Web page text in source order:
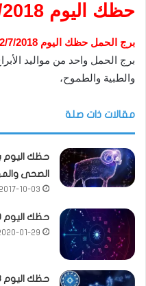
حظك اليوم 2/7/2018 برج الحمل
برج الحمل حظك اليوم 2/7/2018 الاثنين
برج الحمل واحد من مواليد
والطبية والطموح،
مقالات ذات صلة
الصحى
2017-10-03
حظك اليوم 30/1/2020 برج الثور
01-29
حظك اليوم 9/8/2018